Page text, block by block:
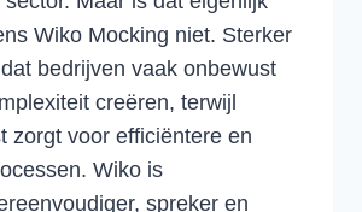
Wiko Mocking niet. Sterker
bedrijven vaak onbewust
creëren, terwijl
zorgt voor efficiëntere en
Wiko is
spreker en